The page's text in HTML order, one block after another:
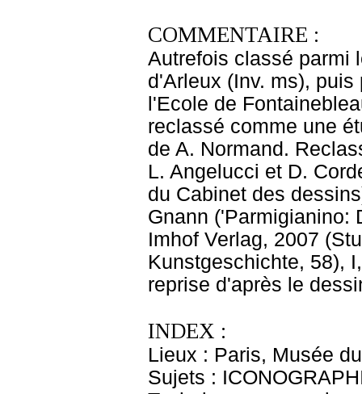
COMMENTAIRE :
Autrefois classé parmi
d'Arleux (Inv. ms),
l'Ecole de
reclassé comme une
de A. Normand.
L. Angelucci et D.
du Cabinet des
Gnann ('Parmigianino:
Imhof Verlag, 2007
Kunstgeschichte, 58),
reprise d'après le
INDEX :
Lieux : Paris, Musée
Sujets :